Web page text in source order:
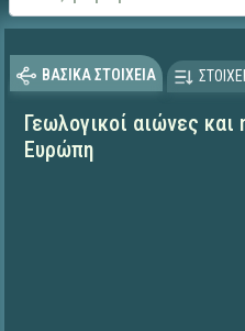
ΒΑΣΙΚΑ ΣΤΟΙΧΕΙΑ
Γεωλογικοί αιώνες και
Ευρώπη